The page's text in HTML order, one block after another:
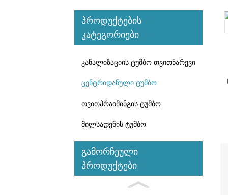
პროდუქტების
კატეგორიები
კანალიზაციის ტუმბო თვითნარევი
ცენტრიდანული ტუმბო
თვითპრაიმინგის ტუმბო
მილსადენის ტუმბო
გამორჩეული
პროდუქტები
Loading...
Loading...